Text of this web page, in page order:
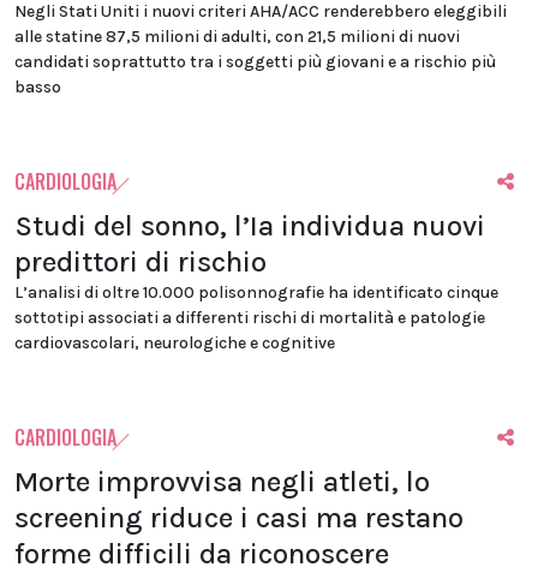
Negli Stati Uniti i nuovi criteri AHA/ACC renderebbero eleggibili
alle statine 87,5 milioni di adulti, con 21,5 milioni di nuovi
candidati soprattutto tra i soggetti più giovani e a rischio più
basso
CARDIOLOGIA
Studi del sonno, l’Ia individua nuovi
predittori di rischio
L’analisi di oltre 10.000 polisonnografie ha identificato cinque
sottotipi associati a differenti rischi di mortalità e patologie
cardiovascolari, neurologiche e cognitive
CARDIOLOGIA
Morte improvvisa negli atleti, lo
screening riduce i casi ma restano
forme difficili da riconoscere